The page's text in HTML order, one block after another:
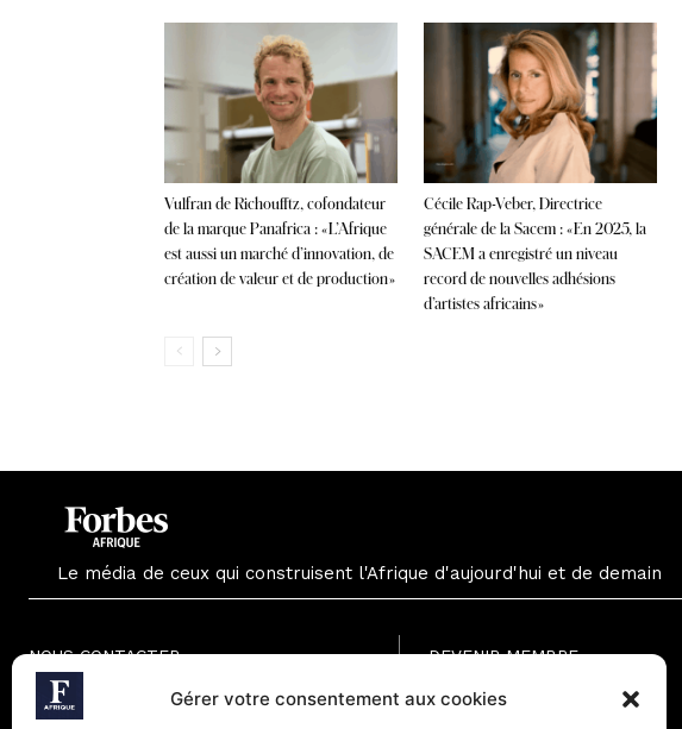
Gérer votre consentement aux cookies
Vulfran de Richoufftz, cofondateur
de la marque Panafrica : « L’Afrique
est aussi un marché d’innovation, de
création de valeur et de production »
Cécile Rap-Veber, Directrice
générale de la Sacem : « En 2025, la
SACEM a enregistré un niveau
record de nouvelles adhésions
d’artistes africains »
Le média de ceux qui construisent l'Afrique d'aujourd'hui et de demain
NOUS CONTACTER
Paris - France
DEVENIR MEMBRE
Formule Gratuite